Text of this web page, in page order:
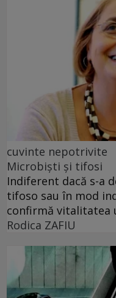
cuvinte nepotrivite
Microbiști și tifosi
Indiferent dacă s-a
tifoso sau în mod
confirmă vitalitatea
Rodica ZAFIU